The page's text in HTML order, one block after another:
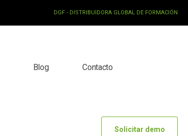
DGF - DISTRIBUIDORA GLOBAL DE FORMACIÓN
Blog Contacto
Solicitar demo